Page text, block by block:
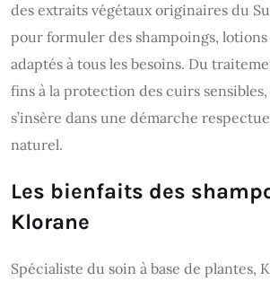
des extraits végétaux originaires du
pour formuler des shampoings, lotions
adaptés à tous les besoins. Du
fins à la protection des cuirs
s’insère dans une démarche
naturel.
Les bienfaits des
Klorane
Spécialiste du soin à base de plantes,